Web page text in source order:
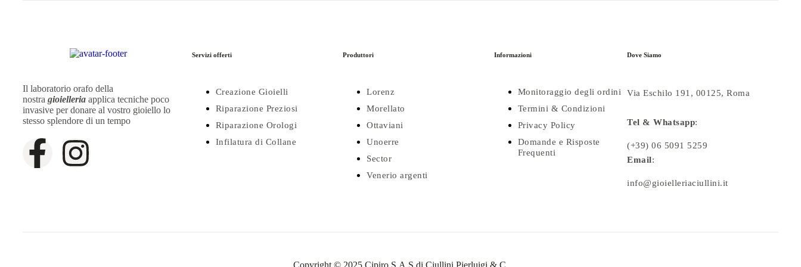
Il laboratorio orafo della
nostra gioielleria applica tecniche poco
invasive per donare al vostro gioiello lo
stesso splendore di un tempo
Servizi offerti
Creazione Gioielli
Riparazione Preziosi
Riparazione Orologi
Infilatura di Collane
Produttori
Lorenz
Morellato
Ottaviani
Unoerre
Sector
Venerio argenti
Informazioni
Monitoraggio degli ordini
Termini & Condizioni
Privacy Policy
Domande e Risposte
Frequenti
Dove Siamo
Via Eschilo 191, 00125, Roma
Tel & Whatsapp:
(+39) 06 5091 5259
Email:
info@gioielleriaciullini.it
Copyright © 2025 Cipiro S.A.S di Ciullini Pierluigi & C.